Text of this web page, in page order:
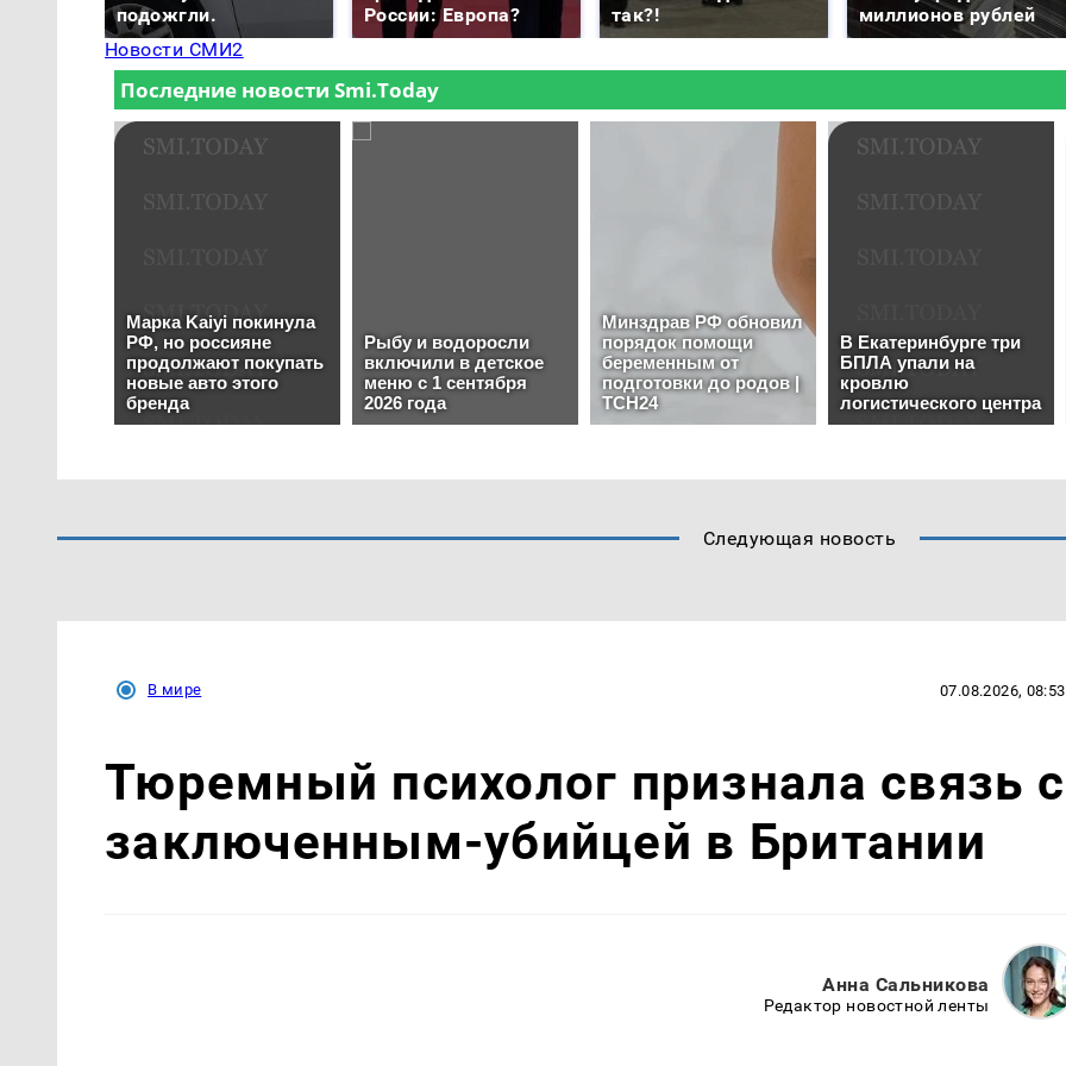
подожгли.
России: Европа?
так?!
миллионов рублей
Новости СМИ2
Следующая новость
В мире 07.08.2026, 08:53
Тюремный психолог признала связь с
заключенным-убийцей в Британии
Анна Сальникова
Редактор новостной ленты